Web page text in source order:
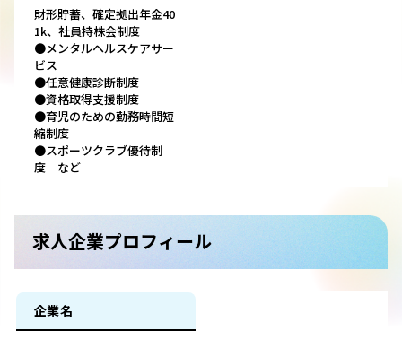
財形貯蓄、確定拠出年金40
1k、社員持株会制度
●メンタルヘルスケアサー
ビス
●任意健康診断制度
●資格取得支援制度
●育児のための勤務時間短
縮制度
●スポーツクラブ優待制
度 など
求人企業プロフィール
企業名